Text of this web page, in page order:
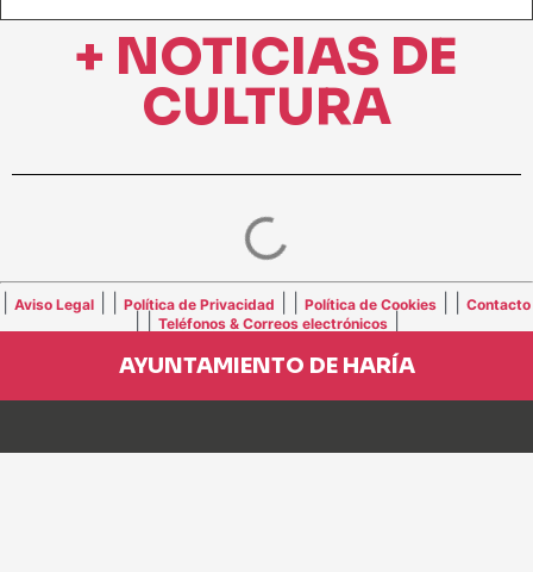
+ NOTICIAS DE
CULTURA
Aviso Legal Política de Privacidad Política de Cookies Contacto
Teléfonos & Correos electrónicos|
AYUNTAMIENTO DE HARÍA